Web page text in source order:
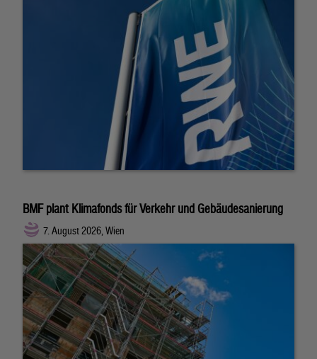
BMF plant Klimafonds für Verkehr und Gebäudesanierung
7. August 2026, Wien